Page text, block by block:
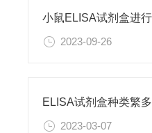
2023-09-26
ELISA试剂盒种类繁多
2023-03-07